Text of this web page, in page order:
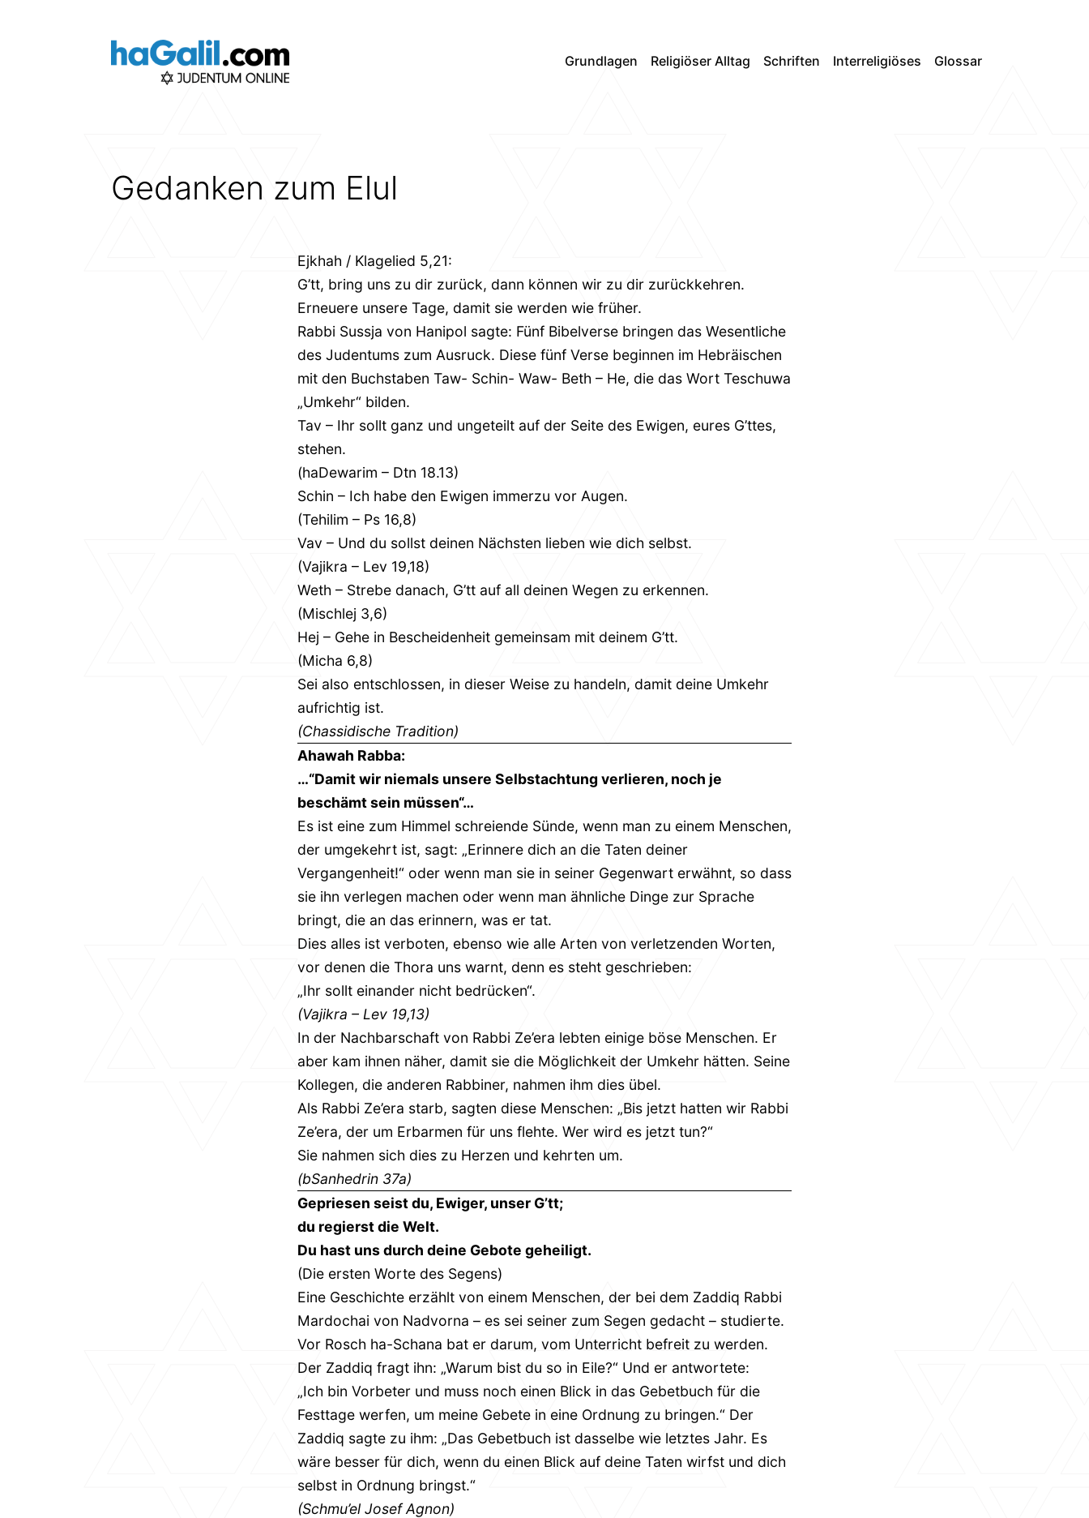
Grundlagen Religiöser Alltag Schriften Interreligiöses Glossar
Gedanken zum Elul
Ejkhah / Klagelied 5,21:
G’tt, bring uns zu dir zurück, dann können wir zu dir zurückkehren.
Erneuere unsere Tage, damit sie werden wie früher.
Rabbi Sussja von Hanipol sagte: Fünf Bibelverse bringen das Wesentliche
des Judentums zum Ausruck. Diese fünf Verse beginnen im Hebräischen
mit den Buchstaben Taw- Schin- Waw- Beth – He, die das Wort Teschuwa
„Umkehr“ bilden.
Tav – Ihr sollt ganz und ungeteilt auf der Seite des Ewigen, eures G’ttes,
stehen.
(haDewarim – Dtn 18.13)
Schin – Ich habe den Ewigen immerzu vor Augen.
(Tehilim – Ps 16,8)
Vav – Und du sollst deinen Nächsten lieben wie dich selbst.
(Vajikra – Lev 19,18)
Weth – Strebe danach, G’tt auf all deinen Wegen zu erkennen.
(Mischlej 3,6)
Hej – Gehe in Bescheidenheit gemeinsam mit deinem G’tt.
(Micha 6,8)
Sei also entschlossen, in dieser Weise zu handeln, damit deine Umkehr
aufrichtig ist.
(Chassidische Tradition)
Ahawah Rabba:
…“Damit wir niemals unsere Selbstachtung verlieren, noch je
beschämt sein müssen“…
Es ist eine zum Himmel schreiende Sünde, wenn man zu einem Menschen,
der umgekehrt ist, sagt: „Erinnere dich an die Taten deiner
Vergangenheit!“ oder wenn man sie in seiner Gegenwart erwähnt, so dass
sie ihn verlegen machen oder wenn man ähnliche Dinge zur Sprache
bringt, die an das erinnern, was er tat.
Dies alles ist verboten, ebenso wie alle Arten von verletzenden Worten,
vor denen die Thora uns warnt, denn es steht geschrieben:
„Ihr sollt einander nicht bedrücken“.
(Vajikra – Lev 19,13)
In der Nachbarschaft von Rabbi Ze’era lebten einige böse Menschen. Er
aber kam ihnen näher, damit sie die Möglichkeit der Umkehr hätten. Seine
Kollegen, die anderen Rabbiner, nahmen ihm dies übel.
Als Rabbi Ze’era starb, sagten diese Menschen: „Bis jetzt hatten wir Rabbi
Ze’era, der um Erbarmen für uns flehte. Wer wird es jetzt tun?“
Sie nahmen sich dies zu Herzen und kehrten um.
(bSanhedrin 37a)
Gepriesen seist du, Ewiger, unser G’tt;
du regierst die Welt.
Du hast uns durch deine Gebote geheiligt.
(Die ersten Worte des Segens)
Eine Geschichte erzählt von einem Menschen, der bei dem Zaddiq Rabbi
Mardochai von Nadvorna – es sei seiner zum Segen gedacht – studierte.
Vor Rosch ha-Schana bat er darum, vom Unterricht befreit zu werden.
Der Zaddiq fragt ihn: „Warum bist du so in Eile?“ Und er antwortete:
„Ich bin Vorbeter und muss noch einen Blick in das Gebetbuch für die
Festtage werfen, um meine Gebete in eine Ordnung zu bringen.“ Der
Zaddiq sagte zu ihm: „Das Gebetbuch ist dasselbe wie letztes Jahr. Es
wäre besser für dich, wenn du einen Blick auf deine Taten wirfst und dich
selbst in Ordnung bringst.“
(Schmu’el Josef Agnon)